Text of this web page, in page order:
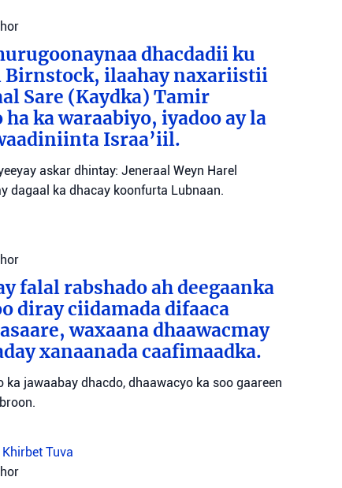
dhacdadii ku
Birnstock, ilaahay naxariistii
Sare (Kaydka) Tamir
ka waraabiyo, iyadoo ay la
Israa’iil.
askar dhintay: Jeneraal Weyn Harel
dagaal ka dhacay koonfurta Lubnaan.
falal rabshado ah deegaanka
diray ciidamada difaaca
waxaana dhaawacmay
xanaanada caafimaadka.
jawaabay dhacdo, dhaawacyo ka soo gaareen
Khirbet Tuva